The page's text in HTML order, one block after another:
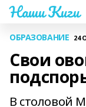
Наши Киги
ОБРАЗОВАНИЕ 24
Свои
В столовой